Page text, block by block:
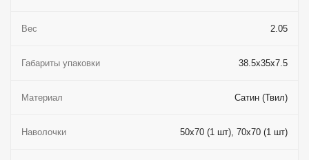
Вес 2.05
Габариты упаковки 38.5x35x7.5
Материал Сатин (Твил)
Наволочки 50x70 (1 шт), 70x70 (1 шт)